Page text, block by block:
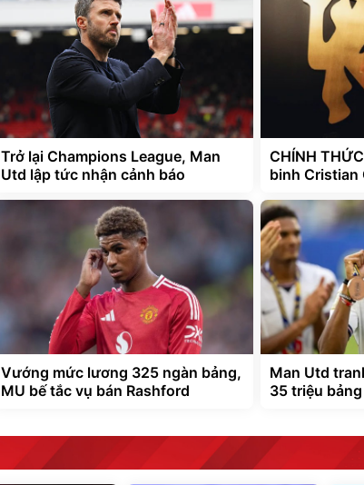
Trở lại Champions League, Man
Utd lập tức nhận cảnh báo
CHÍNH
binh Cristian
Vướng mức lương 325 ngàn bảng,
MU bế tắc vụ bán Rashford
Man Utd
35 triệu bảng